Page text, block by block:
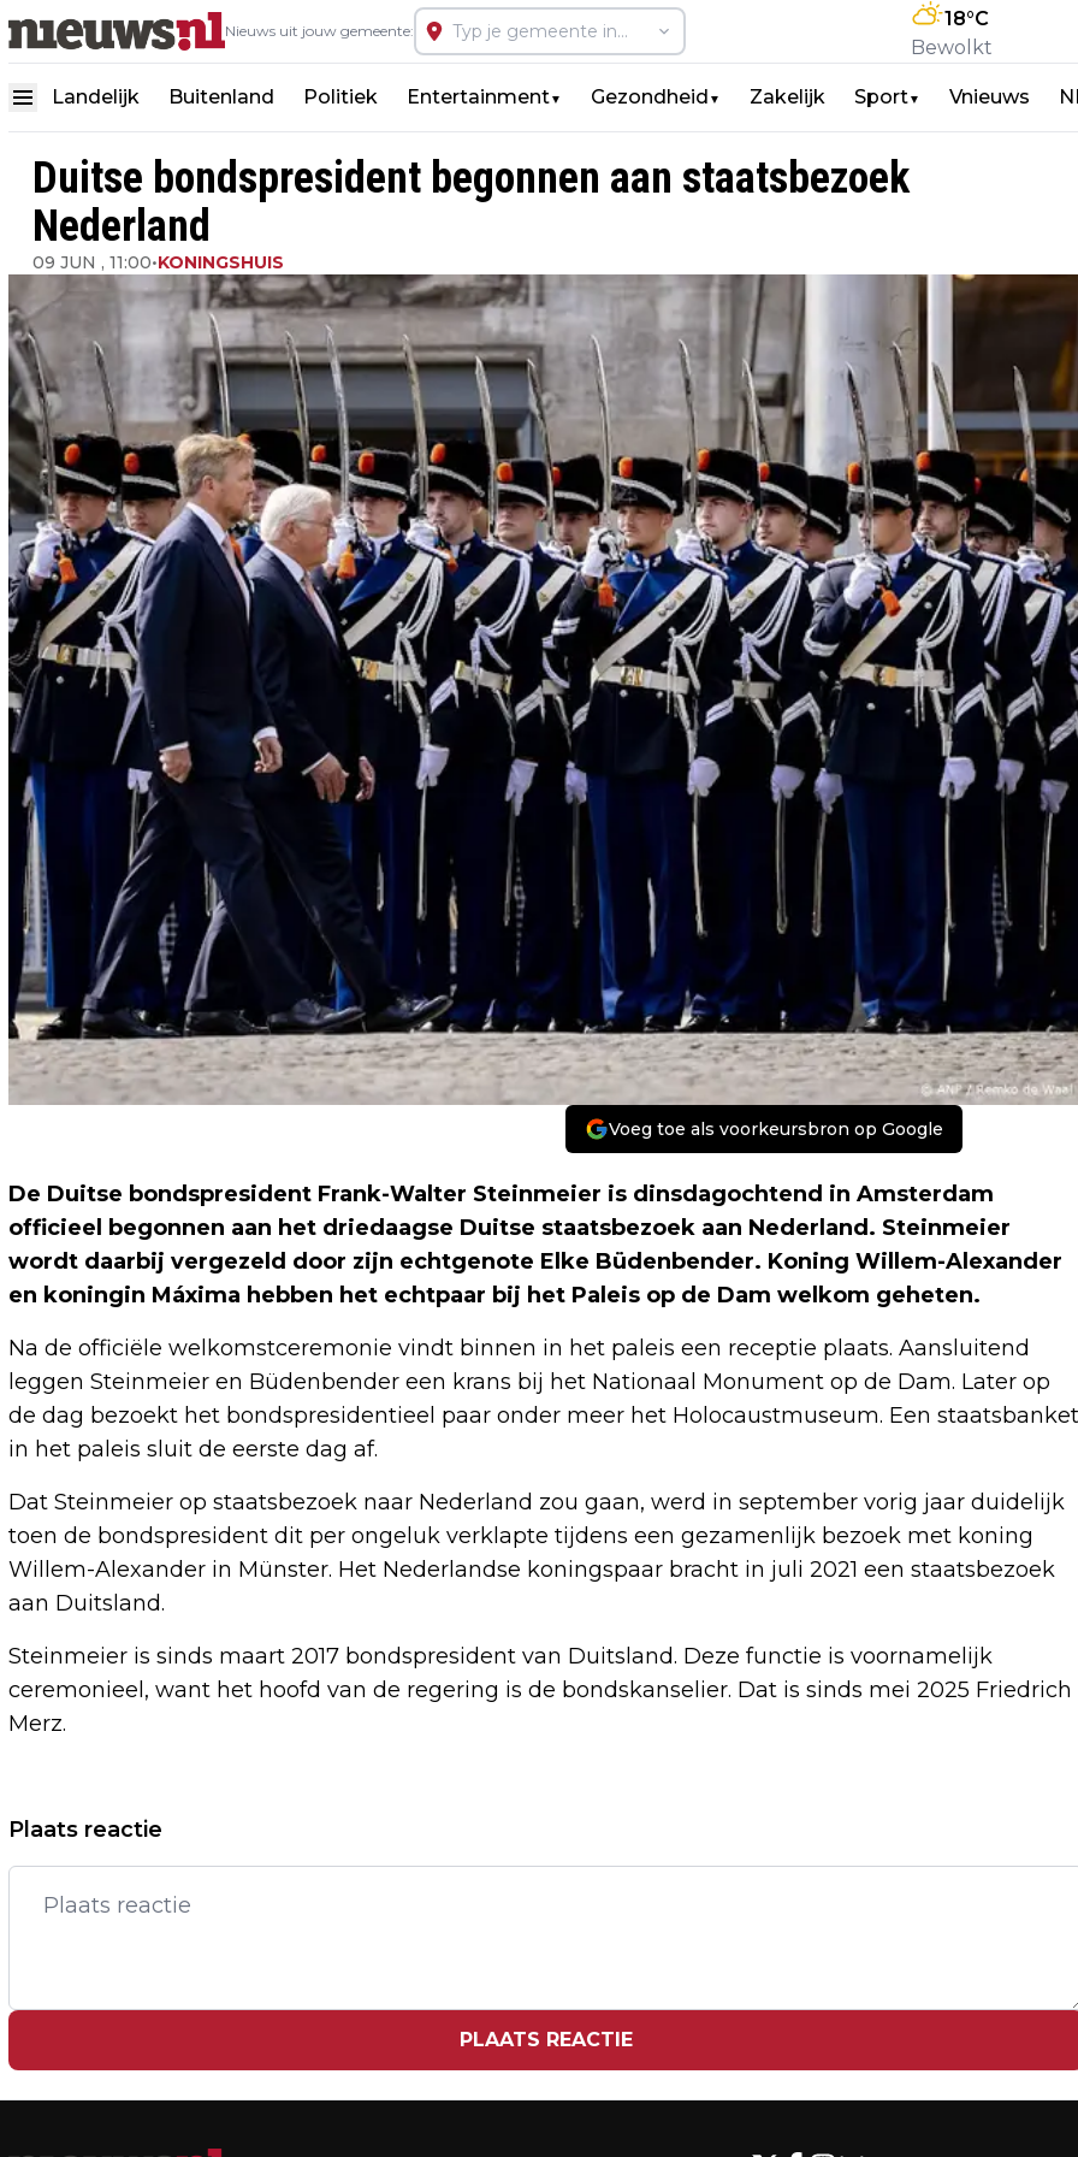
Nieuws uit jouw gemeente:
18°C
Bewolkt
Landelijk Buitenland Politiek Entertainment▼ Gezondheid ▼ Zakelijk Sport▼ Vnieuws
Duitse bondspresident begonnen aan staatsbezoek
Nederland
09 JUN , 11:00•KONINGSHUIS
Voeg toe als voorkeursbron op Google
De Duitse bondspresident Frank-Walter Steinmeier is dinsdagochtend in Amsterdam
officieel begonnen aan het driedaagse Duitse staatsbezoek aan Nederland. Steinmeier
wordt daarbij vergezeld door zijn echtgenote Elke Büdenbender. Koning Willem-Alexander
en koningin Máxima hebben het echtpaar bij het Paleis op de Dam welkom geheten.
Na de officiële welkomstceremonie vindt binnen in het paleis een receptie plaats. Aansluitend
leggen Steinmeier en Büdenbender een krans bij het Nationaal Monument op de Dam. Later op
de dag bezoekt het bondspresidentieel paar onder meer het Holocaustmuseum. Een staatsbanket
in het paleis sluit de eerste dag af.
Dat Steinmeier op staatsbezoek naar Nederland zou gaan, werd in september vorig jaar duidelijk
toen de bondspresident dit per ongeluk verklapte tijdens een gezamenlijk bezoek met koning
Willem-Alexander in Münster. Het Nederlandse koningspaar bracht in juli 2021 een staatsbezoek
aan Duitsland.
Steinmeier is sinds maart 2017 bondspresident van Duitsland. Deze functie is voornamelijk
ceremonieel, want het hoofd van de regering is de bondskanselier. Dat is sinds mei 2025 Friedrich
Merz.
Vorig artikel
MARENGO-HOOFDVERDACHTE RIDOUAN
TAGHI HEEFT NIEUWE ADVOCATEN
CHINA 'FEL GEKANT' TEGEN
Plaats reactie
PLAATS REACTIE